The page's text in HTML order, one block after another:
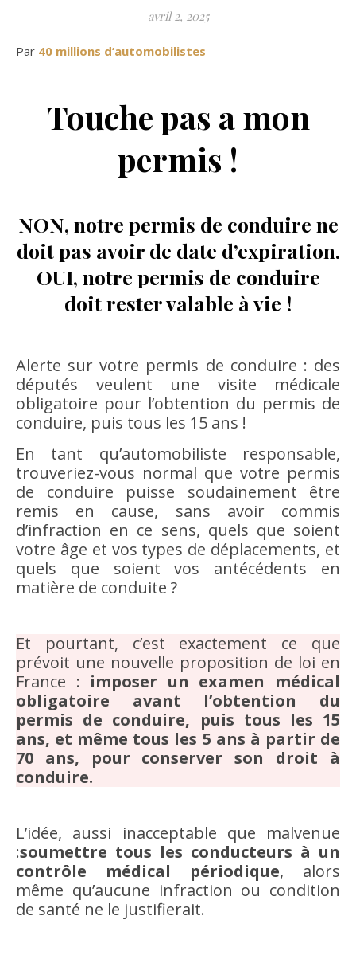
avril 2, 2025
Par 40 millions d’automobilistes
Touche pas a mon
permis !
NON, notre permis de conduire ne
doit pas avoir de date d’expiration.
OUI, notre permis de conduire
doit rester valable à vie !
Alerte sur votre permis de conduire : des
députés veulent une visite médicale
obligatoire pour l’obtention du permis de
conduire, puis tous les 15 ans !
En tant qu’automobiliste responsable,
trouveriez-vous normal que votre permis
de conduire puisse soudainement être
remis en cause, sans avoir commis
d’infraction en ce sens, quels que soient
votre âge et vos types de déplacements, et
quels que soient vos antécédents en
matière de conduite ?
Et pourtant, c’est exactement ce que
prévoit une nouvelle proposition de loi en
France : imposer un examen médical
obligatoire avant l’obtention du
permis de conduire, puis tous les 15
ans, et même tous les 5 ans à partir de
70 ans, pour conserver son droit à
conduire.
L’idée, aussi inacceptable que malvenue
:soumettre tous les conducteurs à un
contrôle médical périodique, alors
même qu’aucune infraction ou condition
de santé ne le justifierait.